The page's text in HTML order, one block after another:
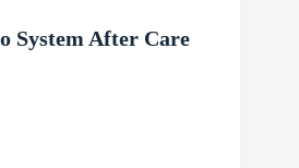
System After Care